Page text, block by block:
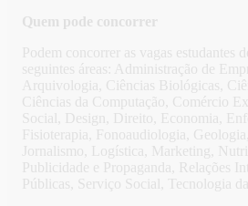
Quem pode concorrer
Podem concorrer as vagas estudantes
seguintes áreas: Administração de
Arquivologia, Ciências Biológicas,
Ciências da Computação, Comércio
Social, Design, Direito, Economia,
Fisioterapia, Fonoaudiologia,
Jornalismo, Logística, Marketing,
Publicidade e Propaganda, Relações
Públicas, Serviço Social, Tecnologia